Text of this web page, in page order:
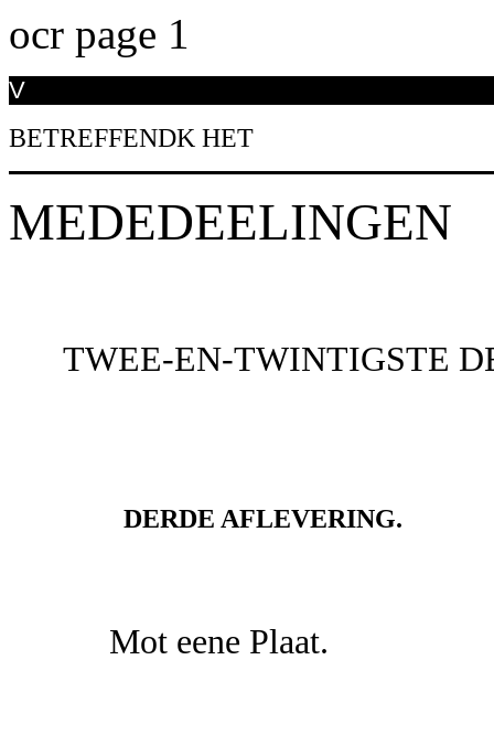
ocr page 1
V
BETREFFENDK HET
MEDEDEELINGEN
TWEE-EN-TWINTIGSTE
DERDE AFLEVERING.
Mot eene Plaat.